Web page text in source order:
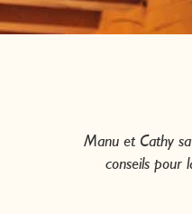
Manu et Cathy
conseils pour